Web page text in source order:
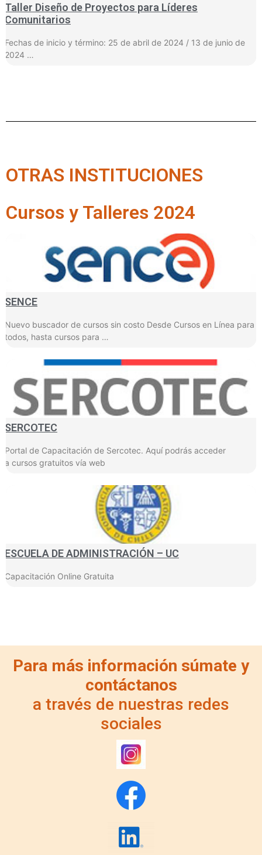
Taller Diseño de Proyectos para Líderes
Comunitarios
Fechas de inicio y término: 25 de abril de 2024 / 13 de junio de
2024 …
OTRAS INSTITUCIONES
Cursos y Talleres 2024
SENCE
Nuevo buscador de cursos sin costo Desde Cursos en Línea para
todos, hasta cursos para …
SERCOTEC
Portal de Capacitación de Sercotec. Aquí podrás acceder
a cursos gratuitos vía web
ESCUELA DE ADMINISTRACIÓN – UC
Capacitación Online Gratuita
Para más información súmate y
contáctanos
a través de nuestras redes
sociales